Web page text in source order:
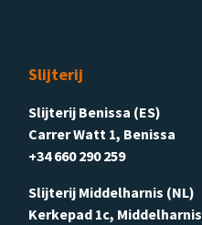
Slijterij
Slijterij Benissa (ES)
Carrer Watt 1, Benissa
+34 660 290 259
Slijterij Middelharnis (NL)
Kerkepad 1c, Middelharnis